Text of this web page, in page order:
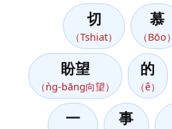
切
（Tshiat）
慕
（Bōo）
盼望
（ǹg-bāng向望）
的
（ê）
一 事